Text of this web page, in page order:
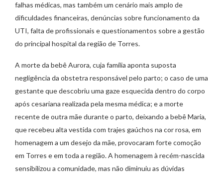
falhas médicas, mas também um cenário mais amplo de
dificuldades financeiras, denúncias sobre funcionamento da
UTI, falta de profissionais e questionamentos sobre a gestão
do principal hospital da região de Torres.
A morte da bebê Aurora, cuja família aponta suposta
negligência da obstetra responsável pelo parto; o caso de uma
gestante que descobriu uma gaze esquecida dentro do corpo
após cesariana realizada pela mesma médica; e a morte
recente de outra mãe durante o parto, deixando a bebê Maria,
que recebeu alta vestida com trajes gaúchos na cor rosa, em
homenagem a um desejo da mãe, provocaram forte comoção
em Torres e em toda a região. A homenagem à recém-nascida
sensibilizou a comunidade, mas não diminuiu as dúvidas